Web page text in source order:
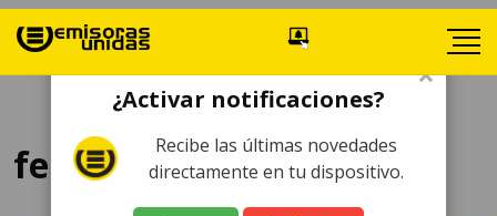
fechas y horarios
×
¿Activar notificaciones?
Recibe las últimas novedades
directamente en tu dispositivo.